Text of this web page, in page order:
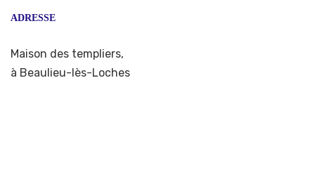
ADRESSE
Maison des templiers,
à Beaulieu-lès-Loches